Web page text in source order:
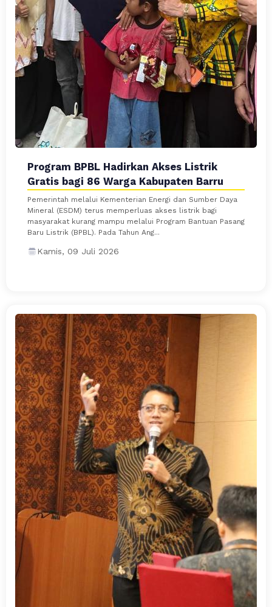
Program BPBL Hadirkan Akses Listrik
Gratis bagi 86 Warga Kabupaten Barru
Pemerintah melalui Kementerian Energi dan Sumber Daya
Mineral (ESDM) terus memperluas akses listrik bagi
masyarakat kurang mampu melalui Program Bantuan Pasang
Baru Listrik (BPBL). Pada Tahun Ang...
Kamis, 09 Juli 2026